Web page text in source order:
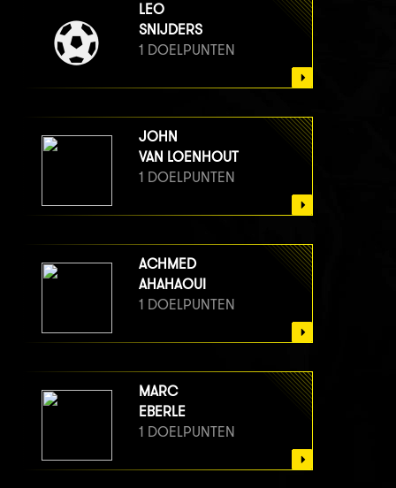
LEO
SNIJDERS
1 DOELPUNTEN
JOHN
VAN LOENHOUT
1 DOELPUNTEN
ACHMED
AHAHAOUI
1 DOELPUNTEN
MARC
EBERLE
1 DOELPUNTEN